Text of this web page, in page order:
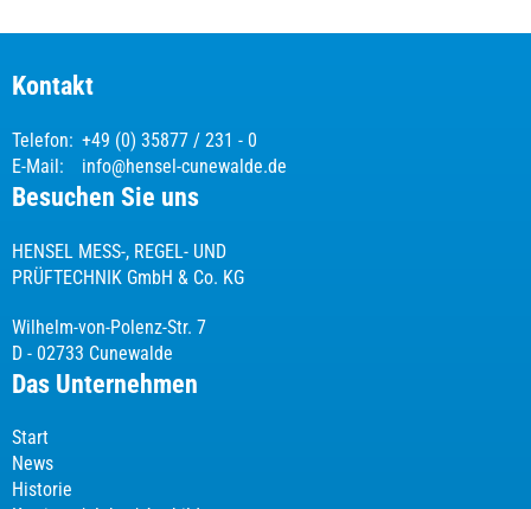
Kontakt
Telefon: +49 (0) 35877 / 231 - 0
E-Mail:
info@hensel-cunewalde.de
Besuchen Sie uns
HENSEL MESS-, REGEL- UND
PRÜFTECHNIK GmbH & Co. KG
Wilhelm-von-Polenz-Str. 7
D - 02733 Cunewalde
Das Unternehmen
Start
News
Historie